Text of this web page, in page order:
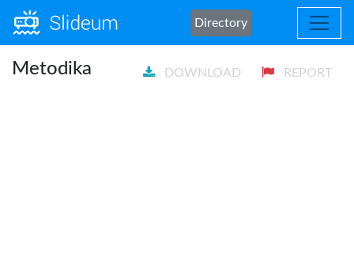
Directory
Metodika DOWNLOAD REPORT